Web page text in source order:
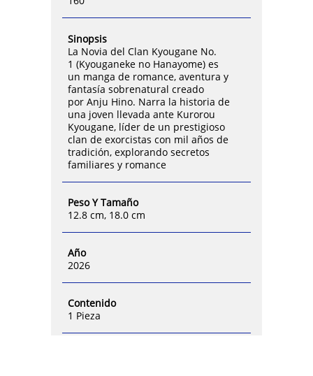
Sinopsis
La Novia del Clan Kyougane No.
1 (Kyouganeke no Hanayome) es
un manga de romance, aventura y
fantasía sobrenatural creado
por Anju Hino. Narra la historia de
una joven llevada ante Kurorou
Kyougane, líder de un prestigioso
clan de exorcistas con mil años de
tradición, explorando secretos
familiares y romance
Peso Y Tamaño
12.8 cm, 18.0 cm
Año
2026
Contenido
1 Pieza